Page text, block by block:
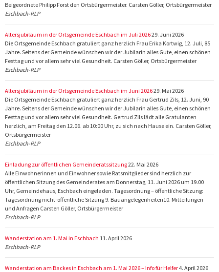
Beigeordnete Philipp Forst den Ortsbürgermeister. Carsten Göller, Ortsbürgermeister
Eschbach-RLP
Altersjubiläum in der Ortsgemeinde Eschbach im Juli 202629. Juni 2026
Die Ortsgemeinde Eschbach gratuliert ganz herzlich Frau Erika Kortwig, 12. Juli, 85
Jahre. Seitens der Gemeinde wünschen wir der Jubilarin alles Gute, einen schönen
Festtag und vor allem sehr viel Gesundheit. Carsten Göller, Ortsbürgermeister
Eschbach-RLP
Altersjubiläum in der Ortsgemeinde Eschbach im Juni 202629. Mai 2026
Die Ortsgemeinde Eschbach gratuliert ganz herzlich Frau Gertrud Zils, 12. Juni, 90
Jahre. Seitens der Gemeinde wünschen wir der Jubilarin alles Gute, einen schönen
Festtag und vor allem sehr viel Gesundheit. Gertrud Zils lädt alle Gratulanten
herzlich, am Freitag den 12.06. ab 10:00 Uhr, zu sich nach Hause ein. Carsten Göller,
Ortsbürgermeister
Eschbach-RLP
Einladung zur öffentlichen Gemeinderatssitzung22. Mai 2026
Alle Einwohnerinnen und Einwohner sowie Ratsmitglieder sind herzlich zur
öffentlichen Sitzung des Gemeinderates am Donnerstag, 11. Juni 2026 um 19.00
Uhr, Gemeindehaus, Eschbach eingeladen. Tagesordnung – öffentliche Sitzung:
Tagesordnung nicht-öffentliche Sitzung 9. Bauangelegenheiten10. Mitteilungen
und Anfragen Carsten Göller, Ortsbürgermeister
Eschbach-RLP
Wanderstation am 1. Mai in Eschbach 11. April 2026
Eschbach-RLP
Wanderstation am Backes in Eschbach am 1. Mai 2026 – Info für Helfer4. April 2026